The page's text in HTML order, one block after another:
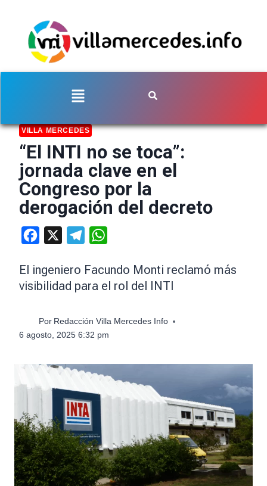
VILLA MERCEDES
“El INTI no se toca”:
jornada clave en el
Congreso por la
derogación del decreto
Facebook Telegram
El ingeniero Facundo Monti reclamó más
visibilidad para el rol del INTI
Por Redacción Villa Mercedes Info
6 agosto, 2025 6:32 pm